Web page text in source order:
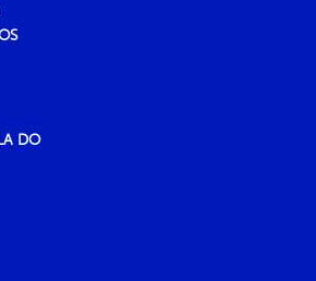
DO